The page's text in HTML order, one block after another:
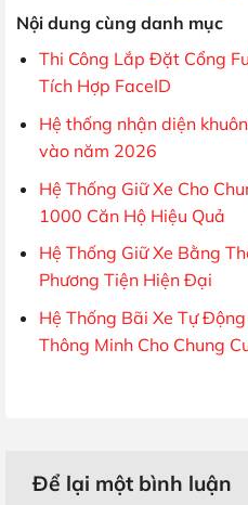
Nội dung cùng danh mục
Thi Công Lắp Đặt Cổng
Tích Hợp FaceID
Hệ thống nhận diện
vào năm 2026
Hệ Thống Giữ Xe Cho
1000 Căn Hộ Hiệu Quả
Hệ Thống Giữ Xe Bằng
Phương Tiện Hiện Đại
Hệ Thống Bãi Xe Tự
Thông Minh Cho Chung
Để lại một bình luận